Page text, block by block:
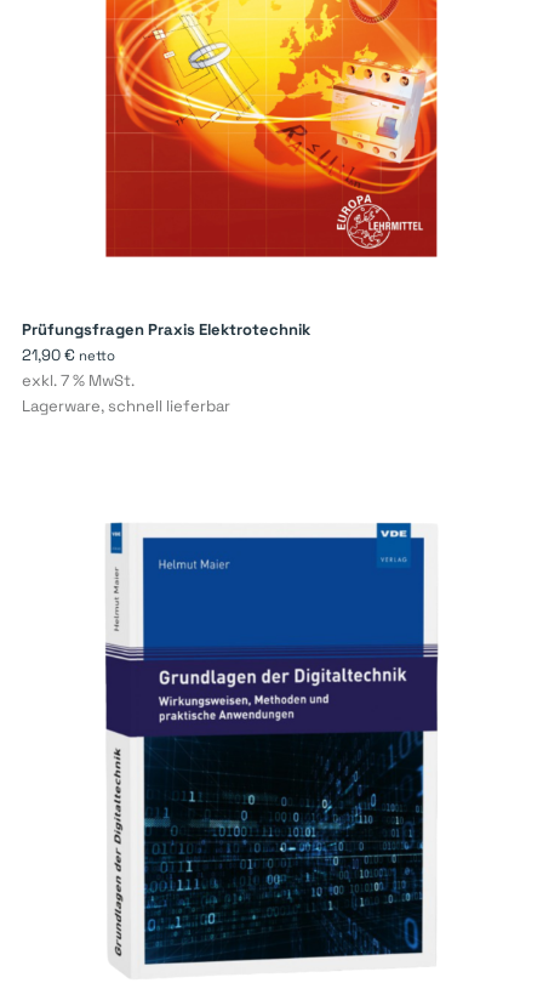
Prüfungsfragen Praxis Elektrotechnik
21,90€ netto
exkl. 7 % MwSt.
Lagerware, schnell lieferbar